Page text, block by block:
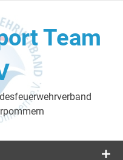
Team